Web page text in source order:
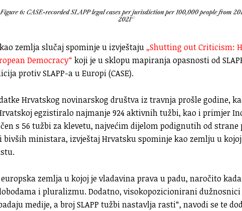
zemlja slučaj spominje u izvještaju „Shutting out Criticism:
Democracy“ koji je u sklopu mapiranja opasnosti od
protiv SLAPP-a u Europi (CASE).
Hrvatskog novinarskog društva iz travnja prošle godine,
egzistiralo najmanje 924 aktivnih tužbi, kao i primjer
s 56 tužbi za klevetu, najvećim dijelom podignutih od
ministara, izvještaj Hrvatsku spominje kao zemlju u kojoj
zemlja u kojoj je vladavina prava u padu, naročito
i pluralizmu. Dodatno, visokopozicionirani dužnosnici
medije, a broj SLAPP tužbi nastavlja rasti“, navodi se te